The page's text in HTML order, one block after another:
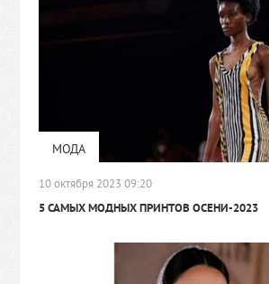
МОДА
10 октября 2023 09:20
5 САМЫХ МОДНЫХ ПРИНТОВ ОСЕНИ-2023